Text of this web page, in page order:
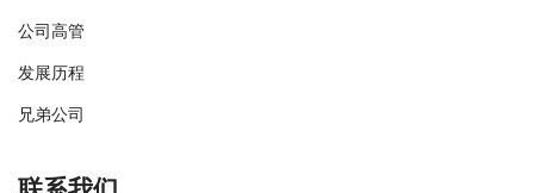
公司高管
发展历程
兄弟公司